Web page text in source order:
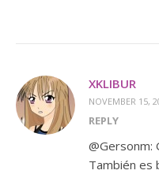
XKLIBUR
NOVEMBER 15,
REPLY
@Gersonm:
También es